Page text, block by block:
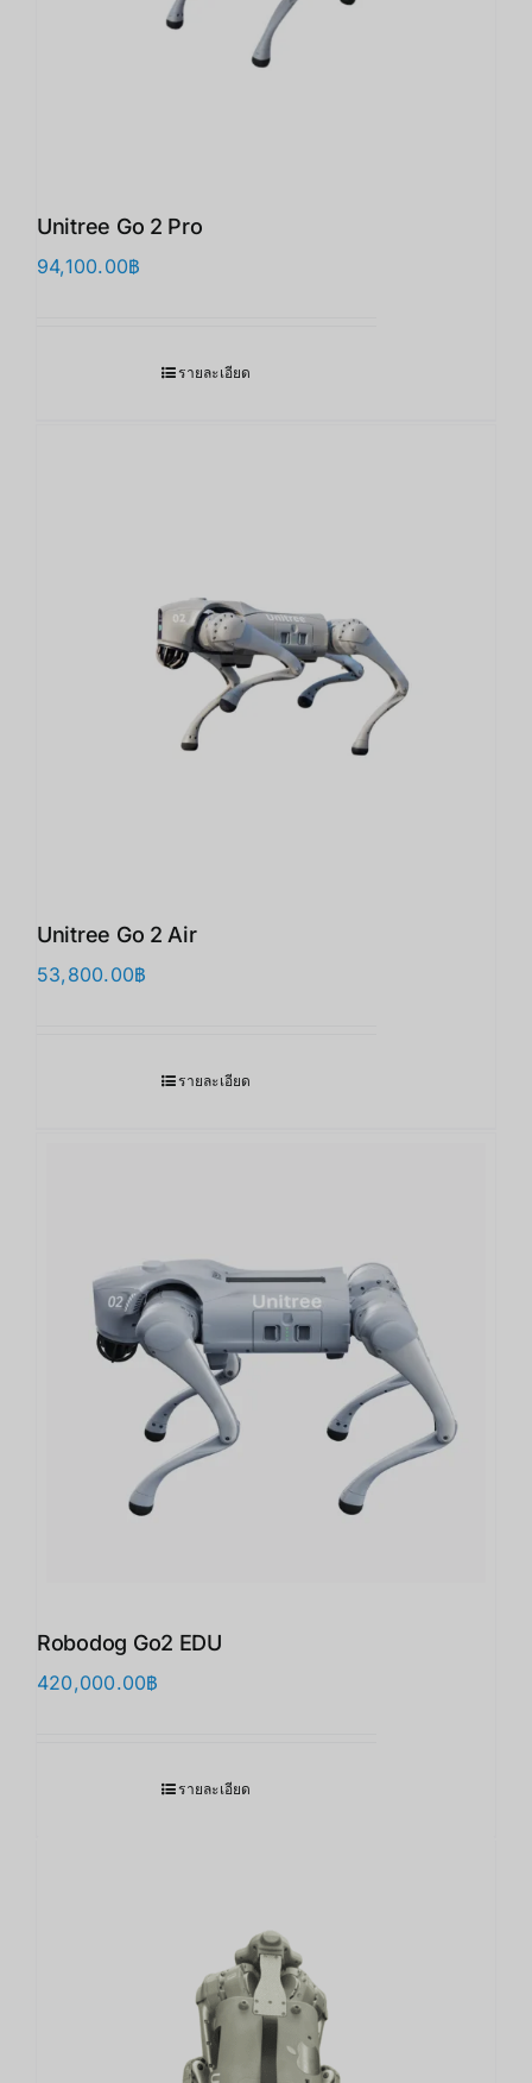
Unitree Go 2 Pro
94,100.00฿
รายละเอียด
Unitree Go 2 Air
53,800.00฿
รายละเอียด
Robodog Go2 EDU
420,000.00฿
รายละเอียด